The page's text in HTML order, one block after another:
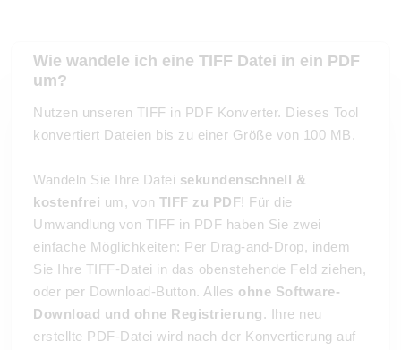
Wie wandele ich eine TIFF Datei in ein PDF
um?
Nutzen unseren TIFF in PDF Konverter. Dieses Tool
konvertiert Dateien bis zu einer Größe von 100 MB.
Wandeln Sie Ihre Datei sekundenschnell &
kostenfrei um, von TIFF zu PDF! Für die
Umwandlung von TIFF in PDF haben Sie zwei
einfache Möglichkeiten: Per Drag-and-Drop, indem
Sie Ihre TIFF-Datei in das obenstehende Feld ziehen,
oder per Download-Button. Alles ohne Software-
Download und ohne Registrierung. Ihre neu
erstellte PDF-Datei wird nach der Konvertierung auf